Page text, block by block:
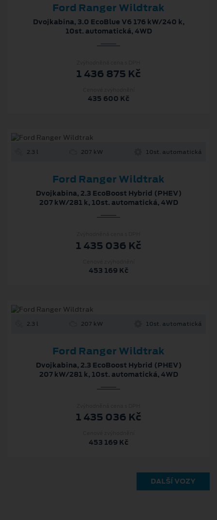
Ford Ranger Wildtrak
Dvojkabina, 3.0 EcoBlue V6 176 kW/240 k,
10st. automatická, 4WD
1 436 875 Kč
435 600 Kč
2.3 l 207 kW 10st. automatická
Ford Ranger Wildtrak
Dvojkabina, 2.3 EcoBoost Hybrid (PHEV)
207 kW/281 k, 10st. automatická, 4WD
1 435 036 Kč
453 169 Kč
2.3 l 207 kW 10st. automatická
Ford Ranger Wildtrak
Dvojkabina, 2.3 EcoBoost Hybrid (PHEV)
207 kW/281 k, 10st. automatická, 4WD
1 435 036 Kč
453 169 Kč
DALŠÍ VOZY